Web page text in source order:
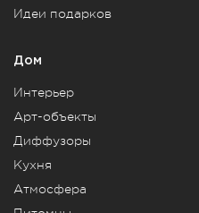
Идеи подарков
Дом
Интерьер
Арт-объекты
Диффузоры
Кухня
Атмосфера